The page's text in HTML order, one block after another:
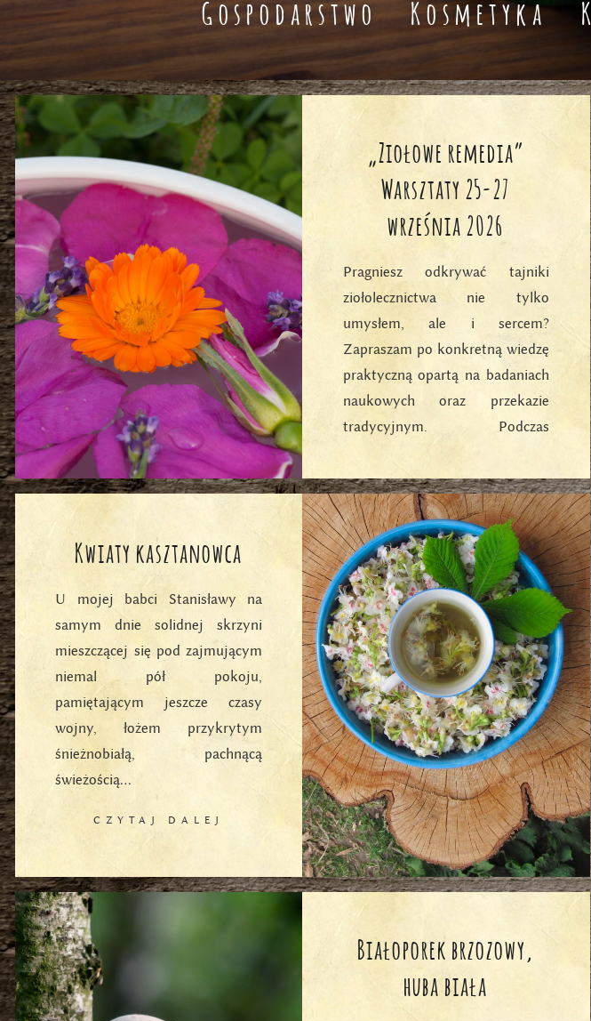
Gospodarstwo Kosmetyka
„Ziołowe remedia”
Warsztaty 25-27
września 2026
Pragniesz odkrywać tajniki
ziołolecznictwa nie tylko
umysłem, ale i sercem?
Zapraszam po konkretną wiedzę
praktyczną opartą na badaniach
naukowych oraz przekazie
tradycyjnym. Podczas
CZYTAJ DALEJ
Kwiaty kasztanowca
U mojej babci Stanisławy na
samym dnie solidnej skrzyni
mieszczącej się pod zajmującym
niemal pół pokoju,
pamiętającym jeszcze czasy
wojny, łożem przykrytym
śnieżnobiałą, pachnącą
świeżością…
CZYTAJ DALEJ
Białoporek brzozowy,
huba biała